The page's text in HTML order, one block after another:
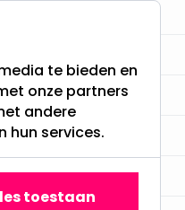
7
1
Netspanning
te bieden en
onze partners
andere
hun services.
toestaan